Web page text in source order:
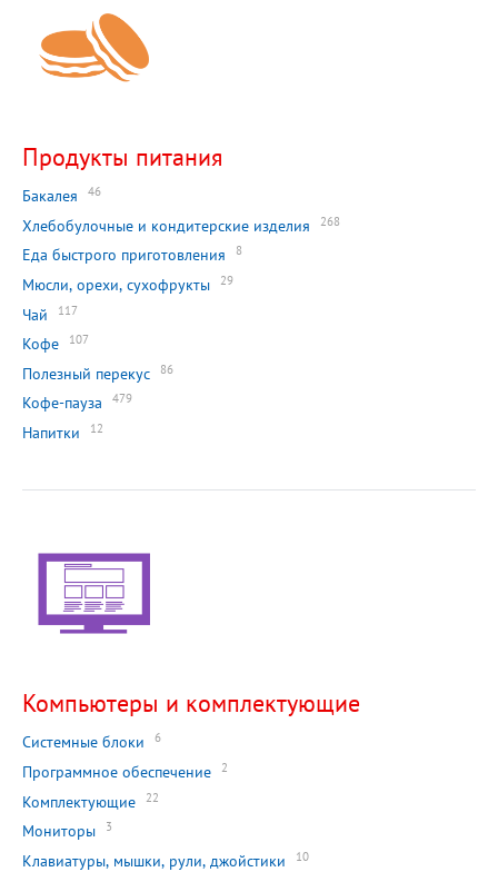
Продукты питания
Бакалея 46
Хлебобулочные и кондитерские изделия 268
Еда быстрого приготовления 8
Мюсли, орехи, сухофрукты 29
Чай 117
Кофе 107
Полезный перекус 86
Кофе-пауза 479
Напитки 12
Компьютеры и комплектующие
Системные блоки 6
Программное обеспечение 2
Комплектующие 22
Мониторы 3
Клавиатуры, мышки, рули, джойстики 10